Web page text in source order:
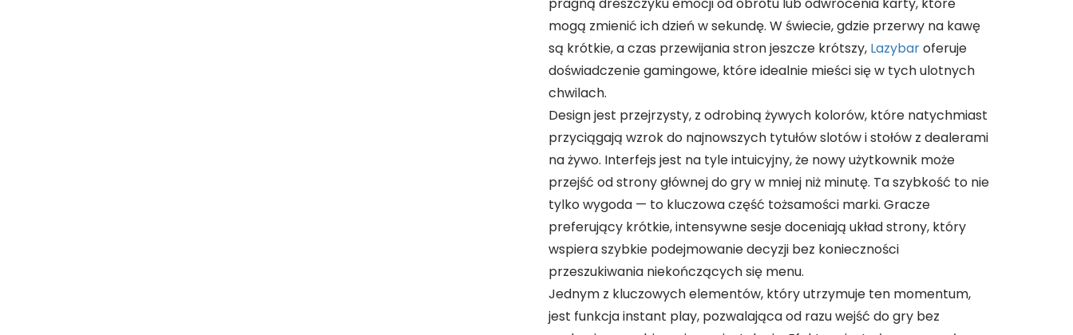
mogą zmienić ich dzień w sekundę. W świecie, gdzie przerwy na kawę
są krótkie, a czas przewijania stron jeszcze krótszy, Lazybaroferuje
doświadczenie gamingowe, które idealnie mieści się w tych ulotnych
chwilach.
Design jest przejrzysty, z odrobiną żywych kolorów, które natychmiast
przyciągają wzrok do najnowszych tytułów slotów i stołów z dealerami
na żywo. Interfejs jest na tyle intuicyjny, że nowy użytkownik może
przejść od strony głównej do gry w mniej niż minutę. Ta szybkość to nie
tylko wygoda — to kluczowa część tożsamości marki. Gracze
preferujący krótkie, intensywne sesje doceniają układ strony, który
wspiera szybkie podejmowanie decyzji bez konieczności
przeszukiwania niekończących się menu.
Jednym z kluczowych elementów, który utrzymuje ten momentum,
jest funkcja instant play, pozwalająca od razu wejść do gry bez